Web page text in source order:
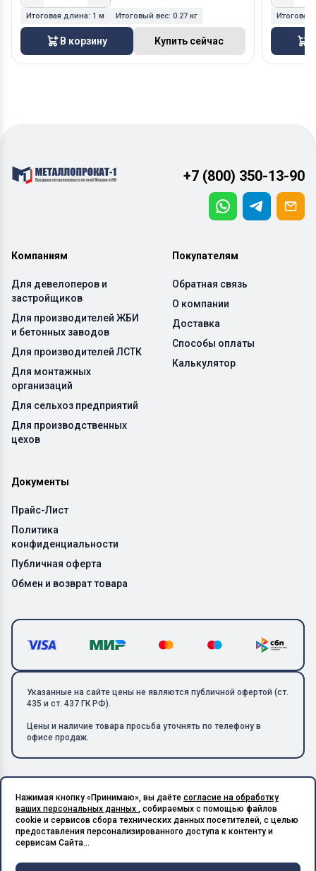
Итоговая длина: 1 м Итоговый вес: 0.27 кг
В корзину Купить сейчас
+7 (800) 350-13-90
Компаниям
Для девелоперов и
застройщиков
Для производителей ЖБИ
и бетонных заводов
Для производителей ЛСТК
Для монтажных
организаций
Для сельхоз предприятий
Для производственных
цехов
Покупателям
Обратная связь
О компании
Доставка
Способы оплаты
Калькулятор
Документы
Прайс-Лист
Политика
конфиденциальности
Публичная оферта
Обмен и возврат товара
Указанные на сайте цены не являются публичной офертой (ст.
435 и ст. 437 ГК РФ).
Цены и наличие товара просьба уточнять по телефону в
офисе продаж.
Copyright © 2026 ООО «Металлолом-1». Все права защищены.
Разработано в X-Point.Studio
ИНН: 5003129594 | КПП: 500301001 | ОГРН: 1185027017240
Подпишитесь на Telegram,
получите скидку 20%
Нажимая кнопку «Принимаю», вы даёте согласие на обработку
ваших персональных данных , собираемых с помощью файлов
cookie и сервисов сбора технических данных посетителей, с целью
предоставления персонализированного доступа к контенту и
сервисам Сайта...